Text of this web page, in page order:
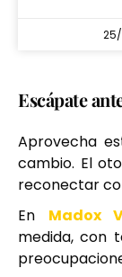
Escápate
Aprovecha
cambio. El
reconectar
En Madox
medida, con